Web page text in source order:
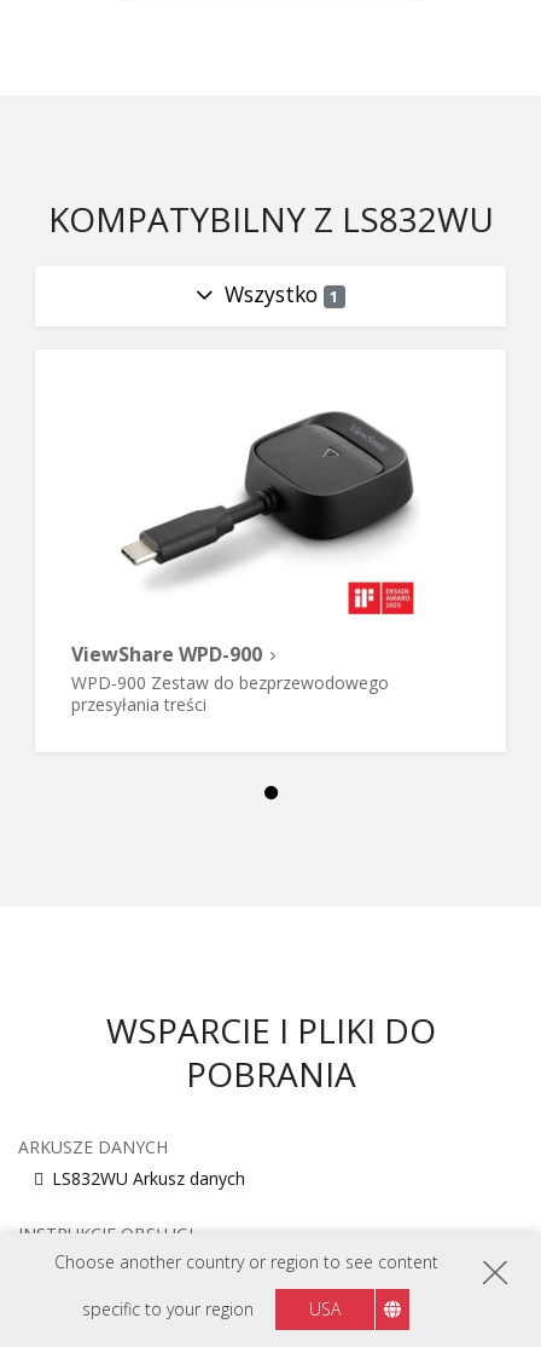
Choose another country or region to see content
specific to your region USA
KOMPATYBILNY Z LS832WU
Wszystko 1
ViewShare WPD-900
WPD-900 Zestaw do bezprzewodowego
przesyłania treści
WSPARCIE I PLIKI DO
POBRANIA
ARKUSZE DANYCH
LS832WU Arkusz danych
INSTRUKCJE OBSŁUGI
LS832WU User Guide (English)
Zobacz wszystkie języki